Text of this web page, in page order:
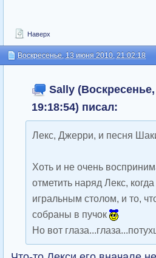
Наверх
Воскресенье, 13 июня 2010, 21:02:18
Sally
19:18:54) писал:
Лекс, Джерри, и песня
Хоть и не очень
отметить наряд Лекс,
игральным столом, и то,
собраны в пучок
Но вот